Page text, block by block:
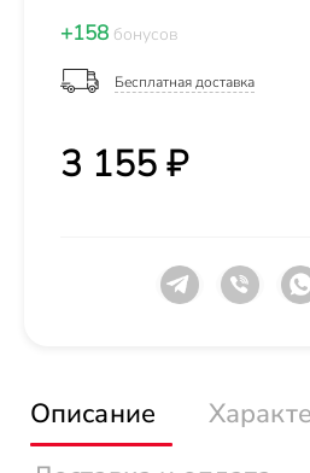
+158 бонусов
Бесплатная доставка
3 155 ₽
Описание